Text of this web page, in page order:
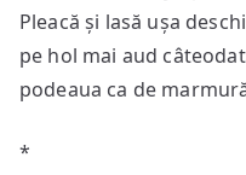
Pleacă și lasă ușa
pe hol mai aud
podeaua ca de
*